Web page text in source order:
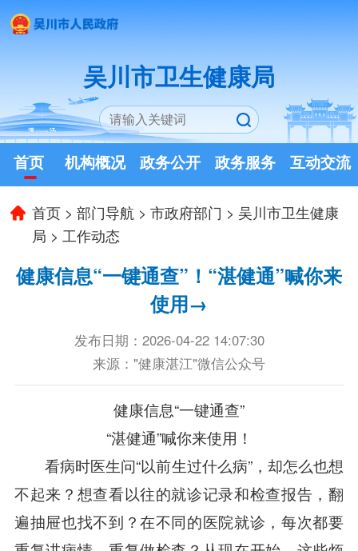
吴川市卫生健康局
首页 机构概况 政务公开 政务服务 互动交流
首页 >部门导航 >市政府部门 > 吴川市卫生健康
局 > 工作动态
健康信息“一键通查”！“湛健通”喊你来
使用→
发布日期：2026-04-22 14:07:30
来源："健康湛江"微信公众号
健康信息“一键通查”
“湛健通”喊你来使用！
看病时医生问“以前生过什么病”，却怎么也想
不起来？想查看以往的就诊记录和检查报告，翻
遍抽屉也找不到？在不同的医院就诊，每次都要